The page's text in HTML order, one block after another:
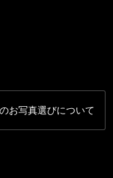
お写真選びについて